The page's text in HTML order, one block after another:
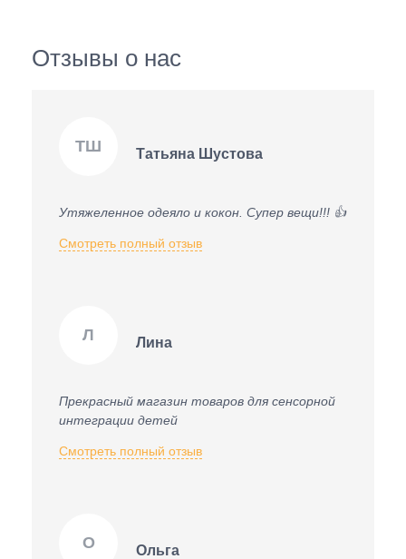
Отзывы о нас
ТШ Татьяна Шустова
Утяжеленное одеяло и кокон. Супер вещи!!! 👍
Смотреть полный отзыв
Л Лина
Прекрасный магазин товаров для сенсорной
интеграции детей
Смотреть полный отзыв
О Ольга